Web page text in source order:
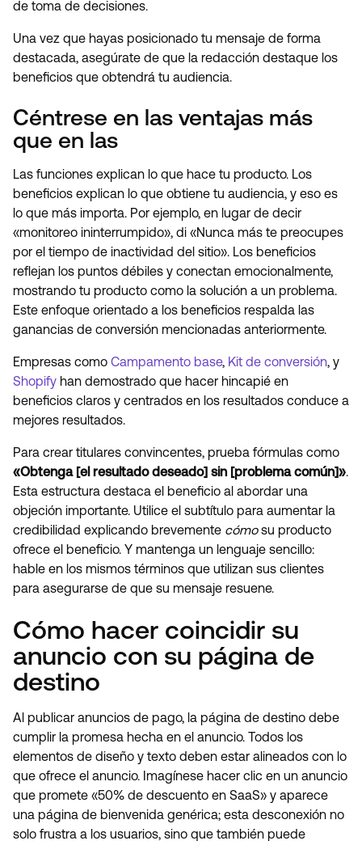
de toma de decisiones.
Una vez que hayas posicionado tu mensaje de forma
destacada, asegúrate de que la redacción destaque los
beneficios que obtendrá tu audiencia.
Céntrese en las ventajas más
que en las
Las funciones explican lo que hace tu producto. Los
beneficios explican lo que obtiene tu audiencia, y eso es
lo que más importa. Por ejemplo, en lugar de decir
«monitoreo ininterrumpido», di «Nunca más te preocupes
por el tiempo de inactividad del sitio». Los beneficios
reflejan los puntos débiles y conectan emocionalmente,
mostrando tu producto como la solución a un problema.
Este enfoque orientado a los beneficios respalda las
ganancias de conversión mencionadas anteriormente.
Empresas como Campamento base, Kit de conversión, y
Shopify han demostrado que hacer hincapié en
beneficios claros y centrados en los resultados conduce a
mejores resultados.
Para crear titulares convincentes, prueba fórmulas como
«Obtenga [el resultado deseado] sin [problema común]».
Esta estructura destaca el beneficio al abordar una
objeción importante. Utilice el subtítulo para aumentar la
credibilidad explicando brevemente cómosu producto
ofrece el beneficio. Y mantenga un lenguaje sencillo:
hable en los mismos términos que utilizan sus clientes
para asegurarse de que su mensaje resuene.
Cómo hacer coincidir su
anuncio con su página de
destino
Al publicar anuncios de pago, la página de destino debe
cumplir la promesa hecha en el anuncio. Todos los
elementos de diseño y texto deben estar alineados con lo
que ofrece el anuncio. Imagínese hacer clic en un anuncio
que promete «50% de descuento en SaaS» y aparece
una página de bienvenida genérica; esta desconexión no
solo frustra a los usuarios, sino que también puede